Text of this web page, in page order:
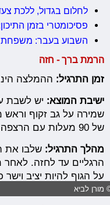
לחלום בגדול, ללכת
פסיכומטרי בזמן
השבוע בעבר: משפחת
הרמת ברך - חזה
זמן התרגיל: ההמלצה הינה לבצע
ישיבת המוצא: יש לשבת
שמירה על גב זקוף וראש
של 90 מעלות עם הרצפה.
מהלך התרגיל: שלבו את
הרגליים עד לחזה. לאחר
על הגוף להיות יציב
מורן לביא